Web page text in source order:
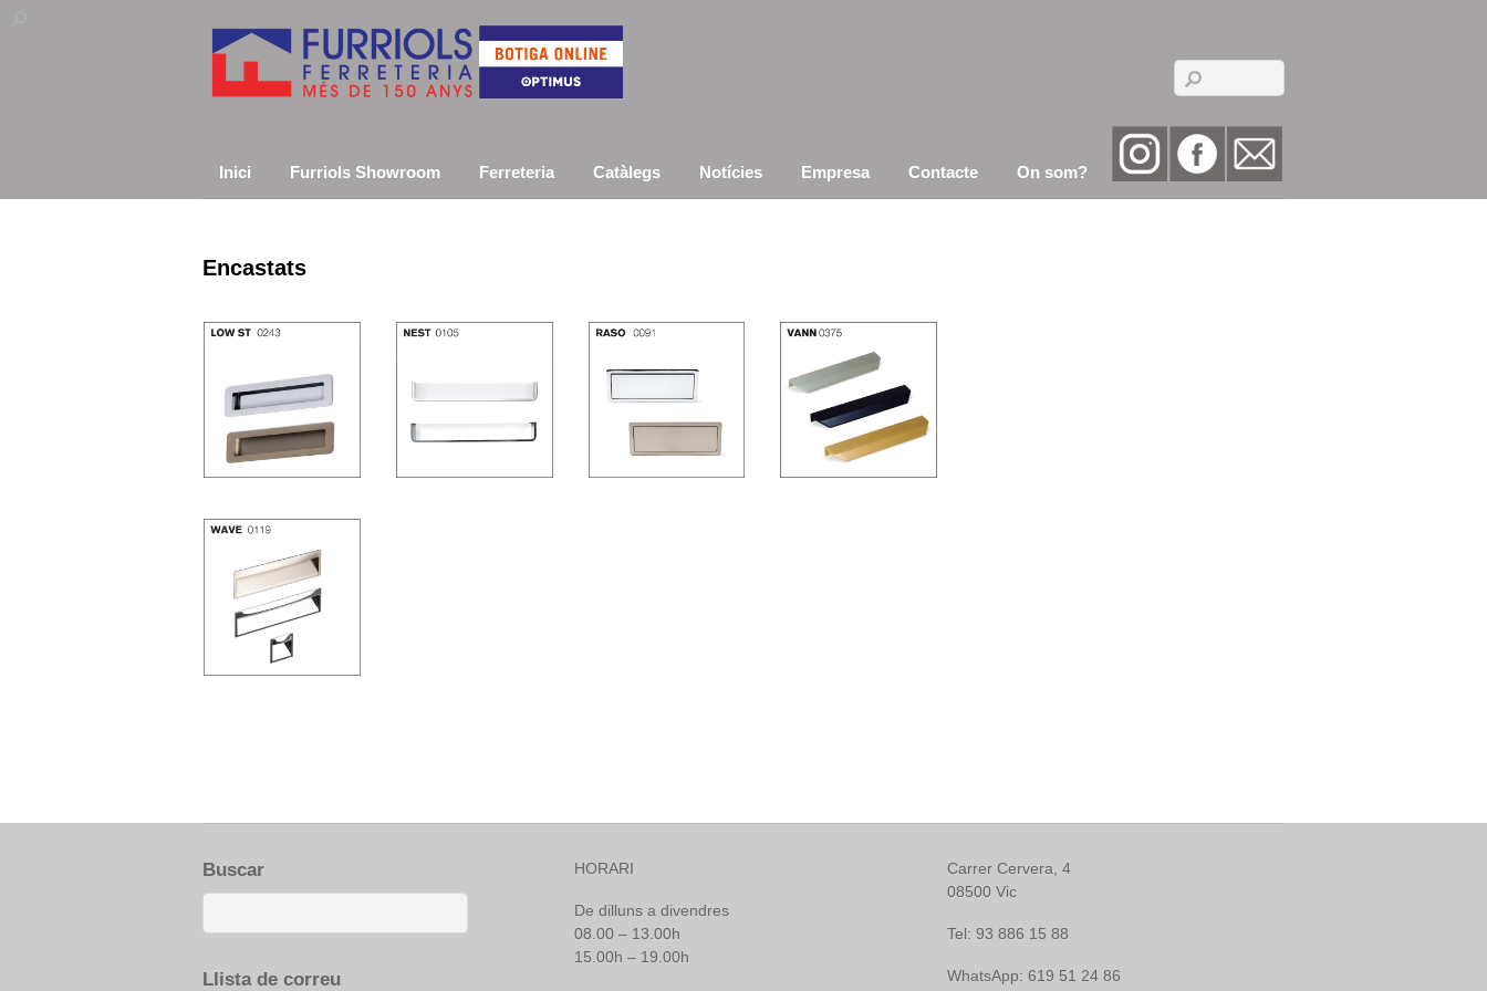
Inici Furriols Showroom Ferreteria Catàlegs Notícies Empresa Contacte On som?
Encastats
Buscar
Llista de correu
HORARI
De dilluns a divendres
08.00 – 13.00h
15.00h – 19.00h
Carrer Cervera, 4
08500 Vic
Tel: 93 886 15 88
WhatsApp: 619 51 24 86